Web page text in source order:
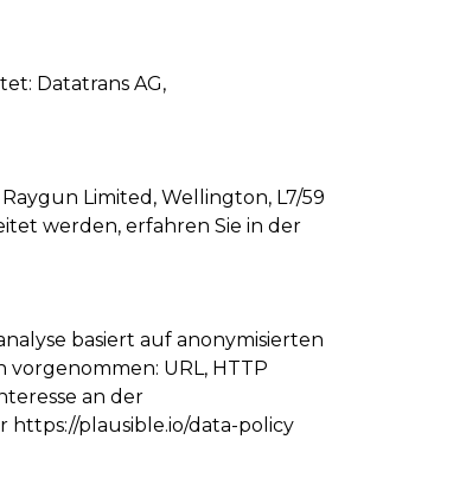
Datatrans AG,
Limited, Wellington, L7/59
werden, erfahren Sie in der
basiert auf anonymisierten
URL, HTTP
an der
https://plausible.io/data-policy